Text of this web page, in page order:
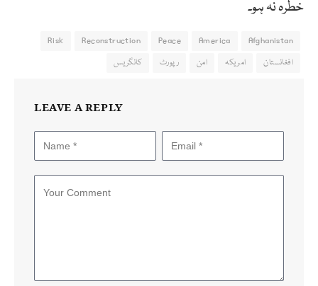
خطرہ نہ ہو۔
Afghanistan
America
Peace
Reconstruction
Risk
افغانستان
امریکہ امن رپورٹ کانگریس
LEAVE A REPLY